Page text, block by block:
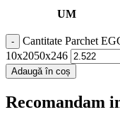
UM
Cantitate Parchet
10x2050x246
Adaugă în coș
Recomandam